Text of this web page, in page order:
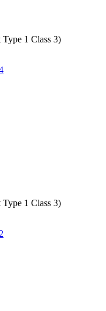
1 Class 3)
1 Class 3)